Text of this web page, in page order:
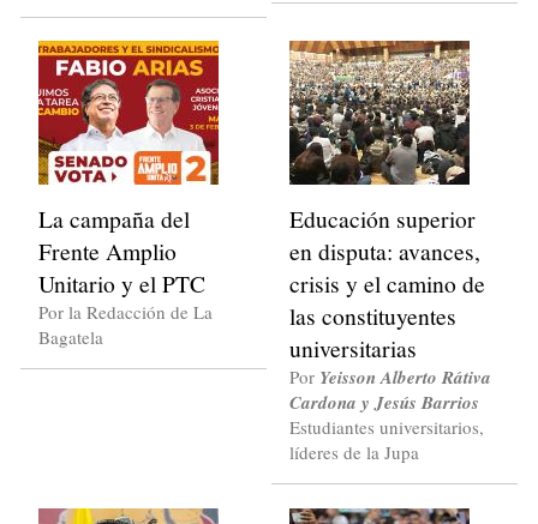
La campaña del
Frente Amplio
Unitario y el PTC
Por la Redacción de La
Bagatela
Educación superior
en disputa: avances,
crisis y el camino de
las constituyentes
universitarias
Por Yeisson Alberto Rátiva
Cardona y Jesús Barrios
Estudiantes universitarios,
líderes de la Jupa